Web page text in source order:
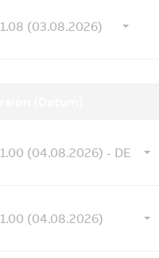
1.08 (03.08.2026)
1.00 (04.08.2026) - DE
1.00 (04.08.2026)